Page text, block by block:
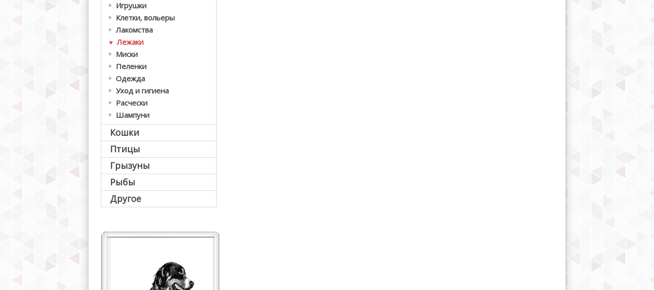
Игрушки
Клетки, вольеры
Лакомства
Лежаки
Миски
Пеленки
Одежда
Уход и гигиена
Расчески
Шампуни
Кошки
Птицы
Грызуны
Рыбы
Другое